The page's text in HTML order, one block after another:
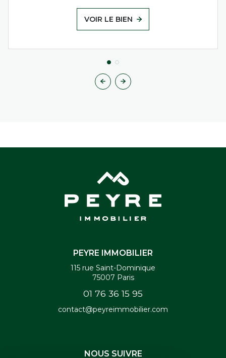
VOIR LE BIEN
PEYRE IMMOBILIER
115 rue Saint-Dominique
75007 Paris
01 76 36 15 95
contact@peyreimmobilier.com
NOUS SUIVRE